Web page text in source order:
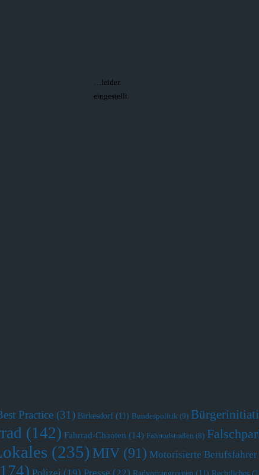
…leider
eingestellt.
Practice (31) Birkesdorf (11) Bundespolitik (9)
(142) Fahrrad-Chaoten (14) Fahrradstraßen (8)
(235) MIV (91) Motorisierte Berufsfahrer